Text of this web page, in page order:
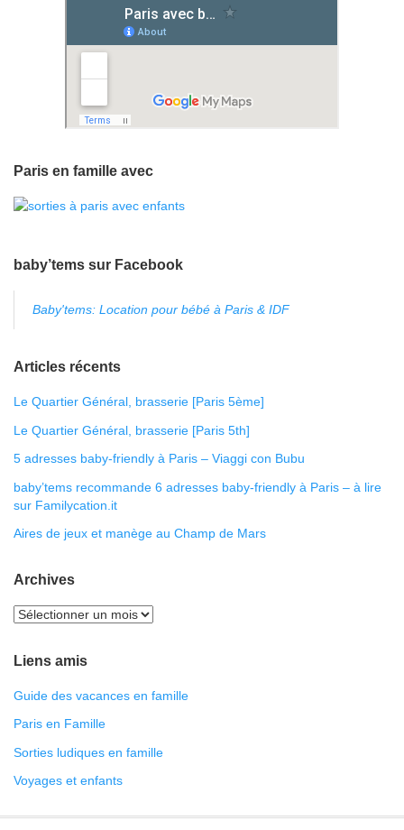
Paris en famille avec
baby’tems sur Facebook
Baby'tems: Location pour bébé à Paris & IDF
Articles récents
Le Quartier Général, brasserie [Paris 5ème]
Le Quartier Général, brasserie [Paris 5th]
5 adresses baby-friendly à Paris – Viaggi con Bubu
baby’tems recommande 6 adresses baby-friendly à Paris – à lire
sur Familycation.it
Aires de jeux et manège au Champ de Mars
Archives
Liens amis
Guide des vacances en famille
Paris en Famille
Sorties ludiques en famille
Voyages et enfants